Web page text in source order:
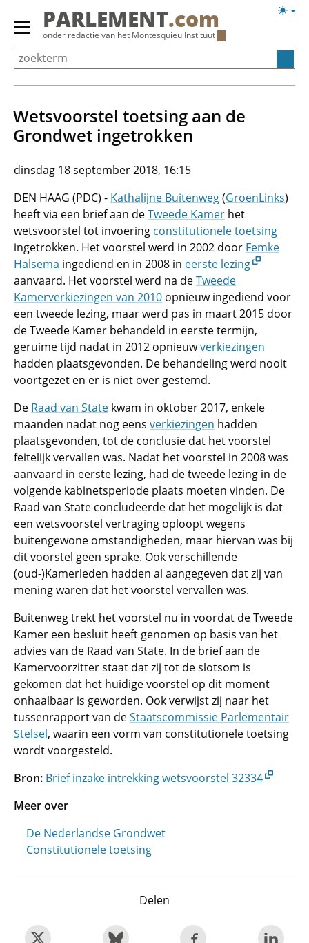
Overslaan
Primair
menu
tonen/verbergen
PARLEMENT.com
onder redactie van het Montesquieu Instituut
Wetsvoorstel toetsing aan de
Grondwet ingetrokken
dinsdag 18 september 2018, 16:15
DEN HAAG (PDC) - Kathalijne Buitenweg(GroenLinks)
heeft via een brief aan deTweede Kamer het
wetsvoorstel tot invoering constitutionele toetsing
ingetrokken. Het voorstel werd in 2002 door Femke
Halsema ingediend en in 2008 in eerste lezing
aanvaard. Het voorstel werd na deTweede
Kamerverkiezingen van 2010 opnieuw ingediend voor
een tweede lezing, maar werd pas in maart 2015 door
de Tweede Kamer behandeld in eerste termijn,
geruime tijd nadat in 2012 opnieuwverkiezingen
hadden plaatsgevonden. De behandeling werd nooit
voortgezet en er is niet over gestemd.
De Raad van State kwam in oktober 2017, enkele
maanden nadat nog eens verkiezingen hadden
plaatsgevonden, tot de conclusie dat het voorstel
feitelijk vervallen was. Nadat het voorstel in 2008 was
aanvaard in eerste lezing, had de tweede lezing in de
volgende kabinetsperiode plaats moeten vinden. De
Raad van State concludeerde dat het mogelijk is dat
een wetsvoorstel vertraging oploopt wegens
buitengewone omstandigheden, maar hiervan was bij
dit voorstel geen sprake. Ook verschillende
(oud-)Kamerleden hadden al aangegeven dat zij van
mening waren dat het voorstel vervallen was.
Buitenweg trekt het voorstel nu in voordat de Tweede
Kamer een besluit heeft genomen op basis van het
advies van de Raad van State. In de brief aan de
Kamervoorzitter staat dat zij tot de slotsom is
gekomen dat het huidige voorstel op dit moment
onhaalbaar is geworden. Ook verwijst zij naar het
tussenrapport van deStaatscommissie Parlementair
Stelsel, waarin een vorm van constitutionele toetsing
wordt voorgesteld.
Bron: Brief inzake intrekking wetsvoorstel 32334
Meer over
De Nederlandse Grondwet
Constitutionele toetsing
Delen